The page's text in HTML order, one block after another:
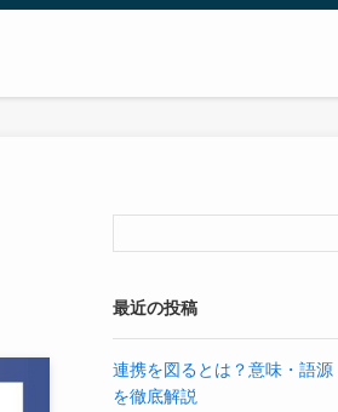
最近の投稿
連携を図るとは？意味・語
を徹底解説